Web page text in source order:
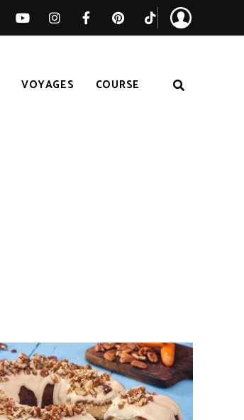
VOYAGES COURSE